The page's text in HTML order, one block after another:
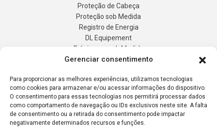
Gerenciar consentimento
Para proporcionar as melhores experiências, utilizamos tecnologias
como cookies para armazenar e/ou acessar informações do dispositivo.
O consentimento para essas tecnologias nos permitirá processar dados
como comportamento de navegação ou IDs exclusivos neste site. A falta
de consentimento ou a retirada do consentimento pode impactar
negativamente determinados recursos e funções.
Proteção Corporal
Proteção para as Mãos
Proteção para os Pés
Proteção de Cabeça
Proteção sob Medida
Registro de Energia
Fabricaçao sob Medida
Produtos
Contato
Solicitação de cotação
A minha conta